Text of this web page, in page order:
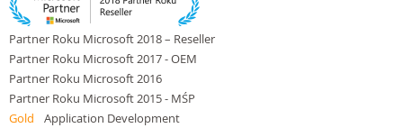
Partner Roku Microsoft 2018 – Reseller
Partner Roku Microsoft 2017 - OEM
Partner Roku Microsoft 2016
Partner Roku Microsoft 2015 - MŚP
Gold
Application Development